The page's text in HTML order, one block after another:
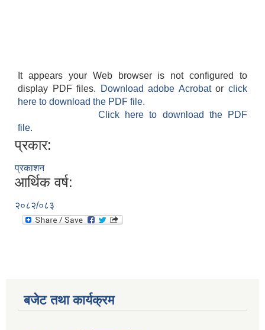
It appears your Web browser is not configured to
display PDF files.
Download adobe Acrobatorclick
here to download the PDF file.
Click here to download the PDF
file.
प्रकार:
प्रकाशन
आर्थिक वर्ष:
२०८२/०८३
बजेट तथा कार्यक्रम